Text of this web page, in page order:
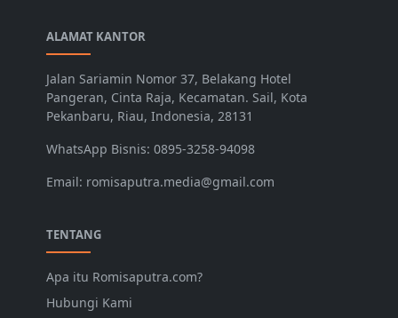
ALAMAT KANTOR
Jalan Sariamin Nomor 37, Belakang Hotel
Pangeran, Cinta Raja, Kecamatan. Sail, Kota
Pekanbaru, Riau, Indonesia, 28131
WhatsApp Bisnis: 0895-3258-94098
Email: romisaputra.media@gmail.com
TENTANG
Apa itu Romisaputra.com?
Hubungi Kami